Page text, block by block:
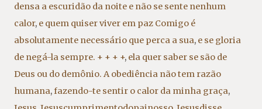
densa a escuridão da noite e não se sente nenhum
calor, e quem quiser viver em paz Comigo é
absolutamente necessário que perca a sua, e se gloria
de negá-la sempre. + + + +, ela quer saber se são de
Deus ou do demônio. A obediência não tem razão
humana,fazendo-te sentir o calor da minha graça,